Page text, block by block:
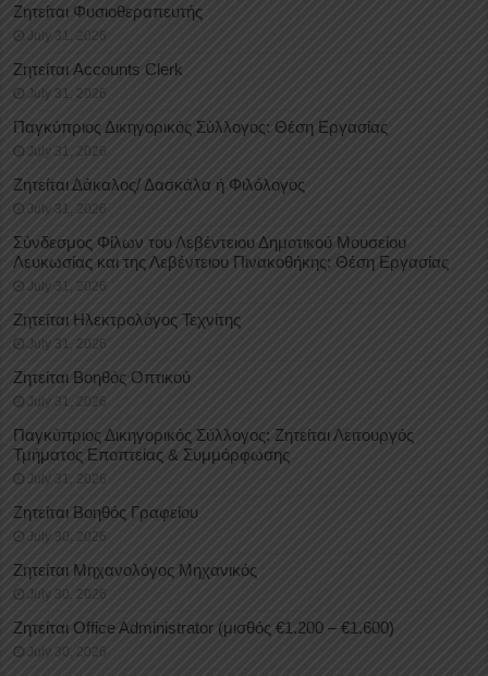
Ζητείται Φυσιοθεραπευτής
July 31, 2026
Ζητείται Accounts Clerk
July 31, 2026
Παγκύπριος Δικηγορικός Σύλλογος: Θέση Εργασίας
July 31, 2026
Ζητείται Δάκαλος/ Δασκάλα ή Φιλόλογος
July 31, 2026
Σύνδεσμος Φίλων του Λεβέντειου Δημοτικού Μουσείου
Λευκωσίας και της Λεβέντειου Πινακοθήκης: Θέση Εργασίας
July 31, 2026
Ζητείται Ηλεκτρολόγος Τεχνίτης
July 31, 2026
Ζητείται Βοηθός Οπτικού
July 31, 2026
Παγκύπριος Δικηγορικός Σύλλογος: Ζητείται Λειτουργός
Τμήματος Εποπτείας & Συμμόρφωσης
July 31, 2026
Ζητείται Βοηθός Γραφείου
July 30, 2026
Ζητείται Μηχανολόγος Μηχανικός
July 30, 2026
Ζητείται Office Administrator (μισθός €1.200 – €1.600)
July 30, 2026